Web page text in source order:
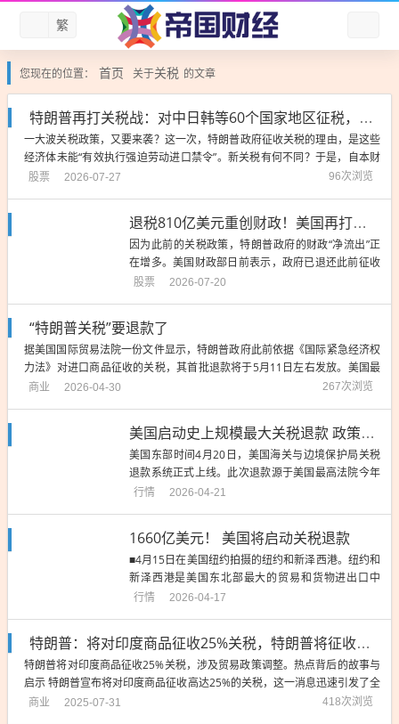
繁
您现在的位置： 首页 关于关税 的文章
特朗普再打关税战：对中日韩等60个国家地区征税，这次有何不同？
一大波关税政策，又要来袭？这一次，特朗普政府征收关税的理由，是这些
经济体未能“有效执行强迫劳动进口禁令”。新关税有何不同？于是，自本财
政年（从2025年10月开始）以来，特朗普政府已支付了810亿美元的关税退
股票 2026-07-27 96次浏览
退税810亿美元重创财政！美国再打关税牌，最受伤的或是巴西
因为此前的关税政策，特朗普政府的财政“净流出”正
在增多。美国财政部日前表示，政府已退还此前征收
的数百亿美元关税。数据显示，自本财政年（从2025
及33万家然而，今年2月美国联邦最高法院裁定，特
朗普政府征...
股票 2026-07-20
“特朗普关税”要退款了
据美国国际贸易法院一份文件显示，特朗普政府此前依据《国际紧急经济权
力法》对进口商品征收的关税，其首批退款将于5月11日左右发放。美国最
高法院2月20日公布裁决，认定美国《国际紧急经济权力法》没有授权总统
商业 2026-04-30 267次浏览
美国启动史上规模最大关税退款 政策结构性矛盾明显
美国东部时间4月20日，美国海关与边境保护局关税
退款系统正式上线。此次退款源于美国最高法院今年
2月裁定，美总统特朗普自2025年起依据《国际紧急
模最大的关税退还行动。海关与边境保护局为此推出
名为“报关集...
行情 2026-04-21
1660亿美元！ 美国将启动关税退款
■4月15日在美国纽约拍摄的纽约和新泽西港。纽约和
新泽西港是美国东北部最大的贸易和货物进出口中
心。新华社发据新华社电 美国海关与边境保护局14日
作。该机构官员说，海关与边境保护局将以电子支付
方式向进口商或其指...
行情 2026-04-17
特朗普：将对印度商品征收25%关税，特朗普将征收印度商品25%关税
特朗普将对印度商品征收25%关税，涉及贸易政策调整。热点背后的故事与
启示 特朗普宣布将对印度商品征收高达25%的关税，这一消息迅速引发了全
球范围内的关注和讨论，在这背后，隐藏着怎样的故事和启示呢？ 特朗普此
商业 2025-07-31 418次浏览